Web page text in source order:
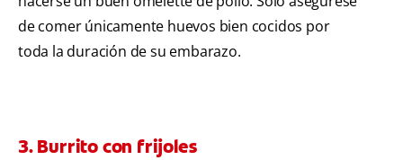
de comer únicamente huevos bien cocidos por
toda la duración de su embarazo.
3. Burrito con frijoles